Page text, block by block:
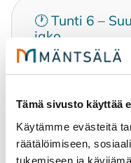
Tämä sivusto käyttää
Käytämme evästeitä
räätälöimiseen,
tukemiseen ja
🕐 Tun­ti 6 –
ja­ko
🔹 Tun­nit 7–13
nen & luo­van
tun­tia)